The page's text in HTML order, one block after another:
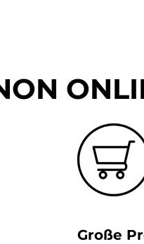
Große